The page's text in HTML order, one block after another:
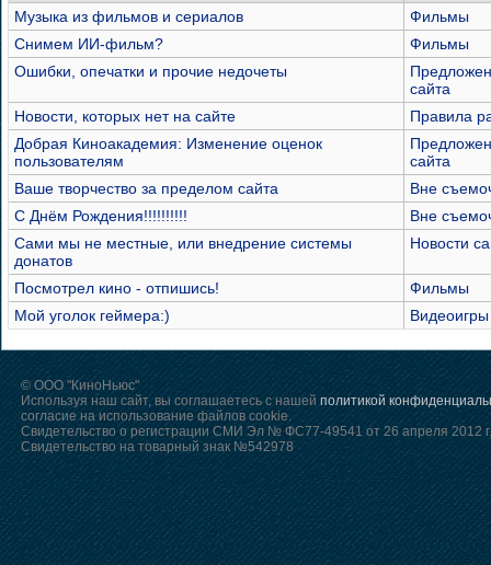
Музыка из фильмов и сериалов
Фильмы
Снимем ИИ-фильм?
Фильмы
Ошибки, опечатки и прочие недочеты
сайта
Новости, которых нет на сайте
Правила
Добрая Киноакадемия: Изменение оценок
пользователям
сайта
Ваше творчество за пределом сайта
Вне
С Днём Рождения!!!!!!!!!!
Вне
Сами мы не местные, или внедрение системы
донатов
Новости
Посмотрел кино - отпишись!
Фильмы
Мой уголок геймера:)
Видеоигры
© ООО "КиноНьюс"
Используя наш сайт, вы соглашаетесь с нашей политикой
согласие на использование файлов cookie.
Свидетельство о регистрации СМИ Эл № ФС77-49541 от 26 апреля 2012 г.
Свидетельство на товарный знак №542978